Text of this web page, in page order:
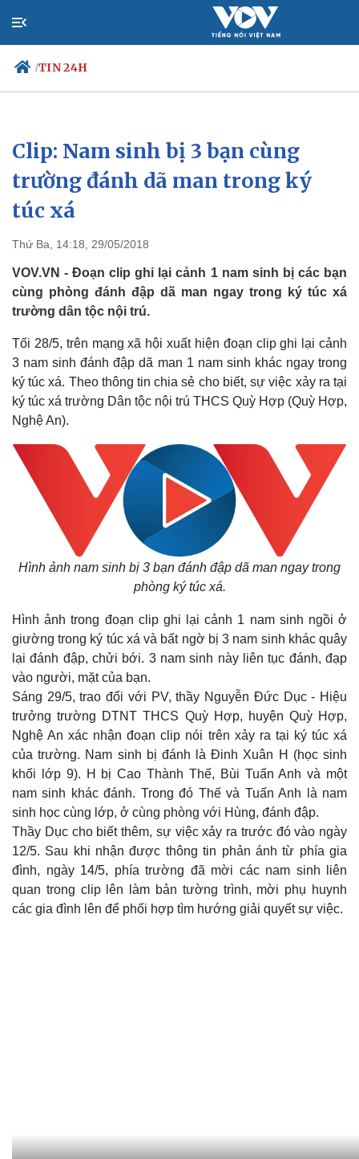
/TIN 24H
Chính trị
Đảng
Tổ chức nhân sự
Quốc hội
Xã hội
Tin 24h
Dự báo thời tiết
Hồ sơ
E-Magazine
Clip: Nam sinh bị 3 bạn cùng
trường đánh dã man trong ký
túc xá
Thứ Ba, 14:18, 29/05/2018
VOV.VN - Đoạn clip ghi lại cảnh 1 nam sinh bị các bạn
cùng phòng đánh đập dã man ngay trong ký túc xá
trường dân tộc nội trú.
Tối 28/5, trên mạng xã hội xuất hiện đoạn clip ghi lại cảnh
3 nam sinh đánh đập dã man 1 nam sinh khác ngay trong
ký túc xá. Theo thông tin chia sẻ cho biết, sự việc xảy ra tại
ký túc xá trường Dân tộc nội trú THCS Quỳ Hợp (Quỳ Hợp,
Nghệ An).
Hình ảnh nam sinh bị 3 bạn đánh đập dã man ngay trong
phòng ký túc xá.
Hình ảnh trong đoạn clip ghi lại cảnh 1 nam sinh ngồi ở
giường trong ký túc xá và bất ngờ bị 3 nam sinh khác quây
lại đánh đập, chửi bới. 3 nam sinh này liên tục đánh, đạp
vào người, mặt của bạn.
Sáng 29/5, trao đổi với PV, thầy Nguyễn Đức Dục - Hiệu
trưởng trường DTNT THCS Quỳ Hợp, huyện Quỳ Hợp,
Nghệ An xác nhận đoạn clip nói trên xảy ra tại ký túc xá
của trường. Nam sinh bị đánh là Đinh Xuân H (học sinh
khối lớp 9). H bị Cao Thành Thế, Bùi Tuấn Anh và một
nam sinh khác đánh. Trong đó Thế và Tuấn Anh là nam
sinh học cùng lớp, ở cùng phòng với Hùng, đánh đập.
Thầy Dục cho biết thêm, sự việc xảy ra trước đó vào ngày
12/5. Sau khi nhận được thông tin phản ánh từ phía gia
đình, ngày 14/5, phía trường đã mời các nam sinh liên
quan trong clip lên làm bản tường trình, mời phụ huynh
các gia đình lên để phối hợp tìm hướng giải quyết sự việc.